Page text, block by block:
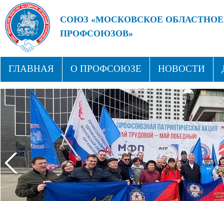
СОЮЗ «МОСКОВСКОЕ
ПРОФСОЮЗОВ»
ГЛАВНАЯ О ПРОФСОЮЗЕ НОВОСТИ
СТРУКТУРА ПРОФСОЮЗНЫЕ ЗДРАВНИЦЫ